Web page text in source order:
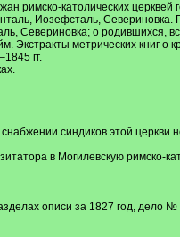
римско-католических
Иозефсталь,
Севериновка; о родившихся,
Экстракты метрических книг о
гг.
синдиков этой
в Могилевскую римско-
описи за 1827 год,